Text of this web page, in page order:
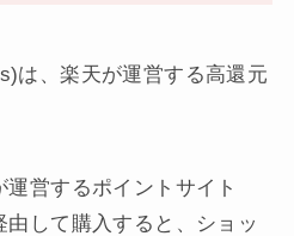
は、楽天が運営する高還元
営するポイントサイト
由して購入すると、ショッ